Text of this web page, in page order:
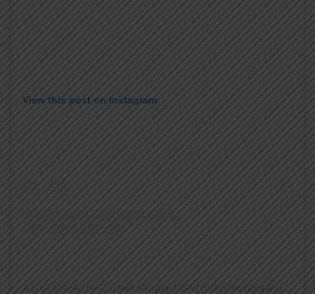
View this post on Instagram
A post shared by Captain Morgan USA (@captainmorganusa)